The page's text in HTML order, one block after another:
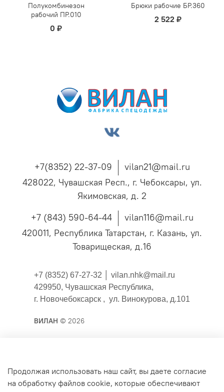
Полукомбинезон
рабочий ПР.010
0 ₽
Брюки рабочие БР.360
2 522 ₽
+7(8352) 22-37-09
vilan21@mail.ru
428022, Чувашская Респ., г. Чебоксары, ул.
Якимовская, д. 2
+7 (843) 590-64-44
vilan116@mail.ru
420011, Республика Татарстан, г. Казань, ул.
Товарищеская, д.16
+7 (8352) 67-27-32 │ vilan.nhk@mail.ru
429950, Чувашская Республика,
г. Новочебоксарск , ул. Винокурова, д.101
ВИЛАН © 2026
Публичная оферта
Согласие на обработку персональных данных для
Продолжая использовать наш сайт, вы даете согласие
на обработку файлов cookie, которые обеспечивают